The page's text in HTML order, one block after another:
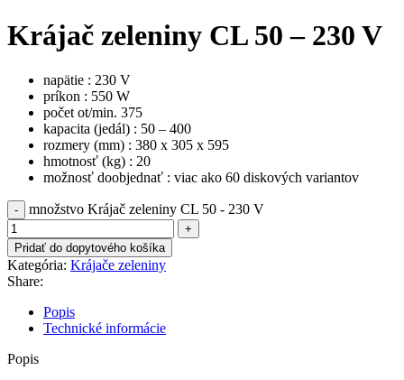
Krájač zeleniny CL 50 – 230 V
napätie : 230 V
príkon : 550 W
počet ot/min. 375
kapacita (jedál) : 50 – 400
rozmery (mm) : 380 x 305 x 595
hmotnosť (kg) : 20
možnosť doobjednať : viac ako 60 diskových variantov
množstvo Krájač zeleniny CL 50 - 230 V
Pridať do dopytového košíka
Kategória: Krájače zeleniny
Share:
Popis
Technické informácie
Popis